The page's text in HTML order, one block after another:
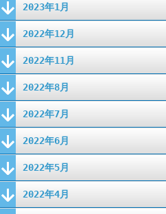
2023年1月
2022年12月
2022年11月
2022年8月
2022年7月
2022年6月
2022年5月
2022年4月